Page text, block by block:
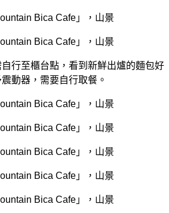
行至櫃台點，看到新鮮出爐的麵包好
動器，需要自行取餐。